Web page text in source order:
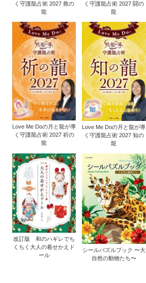
く守護龍占術 2027 救の
龍
く守護龍占術 2027 闘の
龍
Love Me Doの月と龍が導
く守護龍占術 2027 祈の
龍
Love Me Doの月と龍が導
く守護龍占術 2027 知の
龍
改訂版 和のハギレでち
くちく大人の着せかえド
ール
シールパズルブック 〜大
自然の動物たち〜